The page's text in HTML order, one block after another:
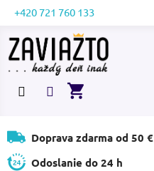
Prejsť
obsah
+420 721 760 133
NÁKUPNÝ
Doprava zdarma od 50 €
Odoslanie do 24 h